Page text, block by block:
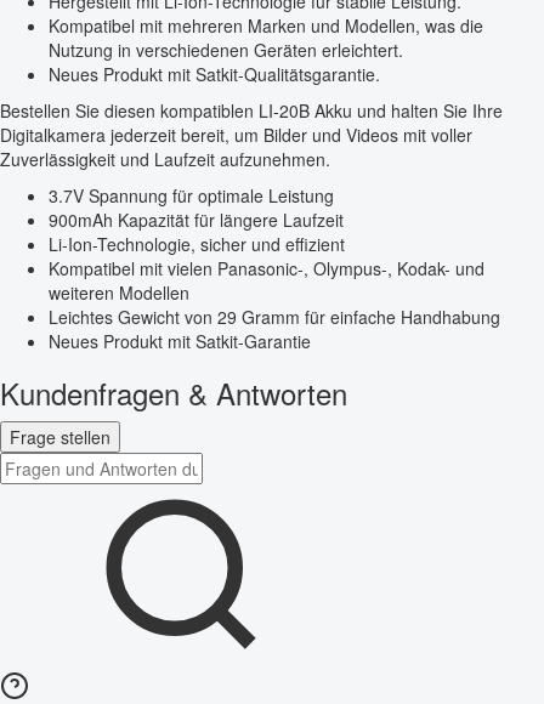
Kompatibel mit mehreren Marken und Modellen, was die
Nutzung in verschiedenen Geräten erleichtert.
Neues Produkt mit Satkit-Qualitätsgarantie.
Bestellen Sie diesen kompatiblen LI-20B Akku und halten Sie Ihre
Digitalkamera jederzeit bereit, um Bilder und Videos mit voller
Zuverlässigkeit und Laufzeit aufzunehmen.
3.7V Spannung für optimale Leistung
900mAh Kapazität für längere Laufzeit
Li-Ion-Technologie, sicher und effizient
Kompatibel mit vielen Panasonic-, Olympus-, Kodak- und
weiteren Modellen
Leichtes Gewicht von 29 Gramm für einfache Handhabung
Neues Produkt mit Satkit-Garantie
Kundenfragen & Antworten
Frage stellen